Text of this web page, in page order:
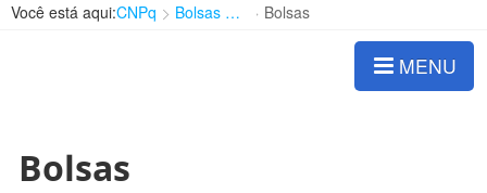
Você está aqui:CNPq Bolsas e Auxílios Vigentes Bolsas
MENU
Bolsas